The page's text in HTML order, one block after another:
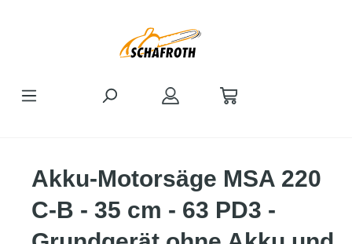
Akku-Motorsäge MSA 220
C-B - 35 cm - 63 PD3 -